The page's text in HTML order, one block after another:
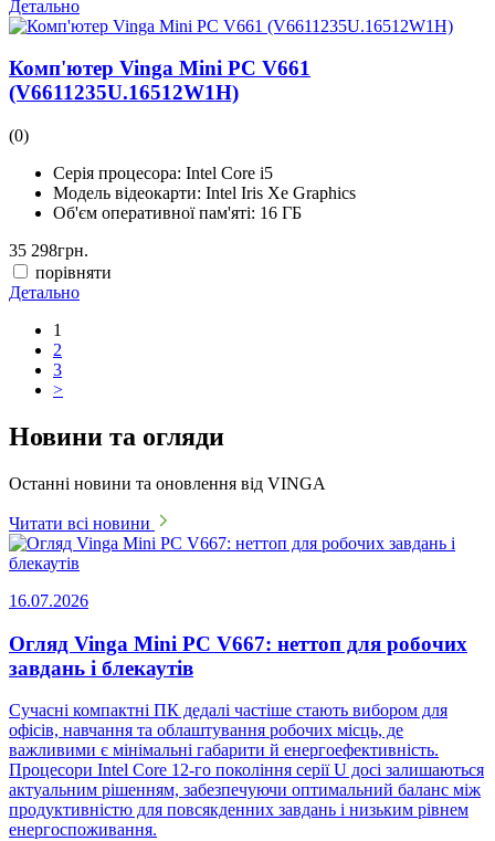
Детально
Комп'ютер Vinga Mini PC V661
(V6611235U.16512W1H)
(0)
Серія процесора: Intel Core i5
Модель відеокарти: Intel Iris Xe Graphics
Об'єм оперативної пам'яті: 16 ГБ
35 298грн.
порівняти
Детально
1
2
3
>
Новини та огляди
Останні новини та оновлення від VINGA
Читати всі новини
16.07.2026
Огляд Vinga Mini PC V667: неттоп для робочих
завдань і блекаутів
Сучасні компактні ПК дедалі частіше стають вибором для
офісів, навчання та облаштування робочих місць, де
важливими є мінімальні габарити й енергоефективність.
Процесори Intel Core 12-го покоління серії U досі залишаються
актуальним рішенням, забезпечуючи оптимальний баланс між
продуктивністю для повсякденних завдань і низьким рівнем
енергоспоживання.